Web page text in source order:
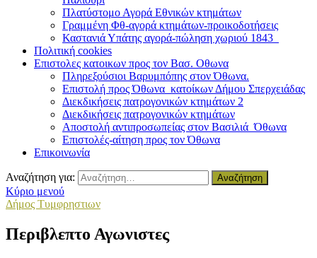
Πλατύστομο Αγορά Εθνικών κτημάτων
Γραμμένη Φθ-αγορά κτημάτων-προικοδοτήσεις
Καστανιά Υπάτης αγορά-πώληση χωριού 1843
Πολιτική cookies
Επιστολες κατοικων προς τον Βασ. Οθωνα
Πληρεξούσιοι Βαρυμπόπης στον Όθωνα.
Επιστολή προς Όθωνα κατοίκων Δήμου Σπερχειάδας
Διεκδικήσεις πατρογονικών κτημάτων 2
Διεκδικήσεις πατρογονικών κτημάτων
Αποστολή αντιπροσωπείας στον Βασιλιά Όθωνα
Επιστολές-αίτηση προς τον Όθωνα
Επικοινωνία
Αναζήτηση για:
Κύριο μενού
Δήμος Τυμφρηστιων
Περιβλεπτο Αγωνιστες